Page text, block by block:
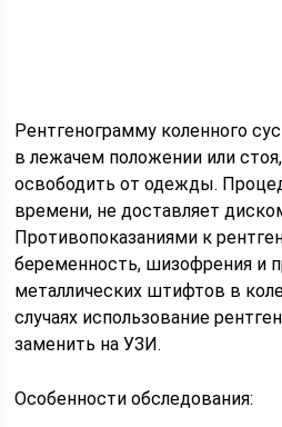
Рентгенограмму коленного
в лежачем положении или
освободить от одежды.
времени, не доставляет
Противопоказаниями к
беременность, шизофрения и
металлических штифтов в
случаях использование
заменить на УЗИ.
Особенности обследования: